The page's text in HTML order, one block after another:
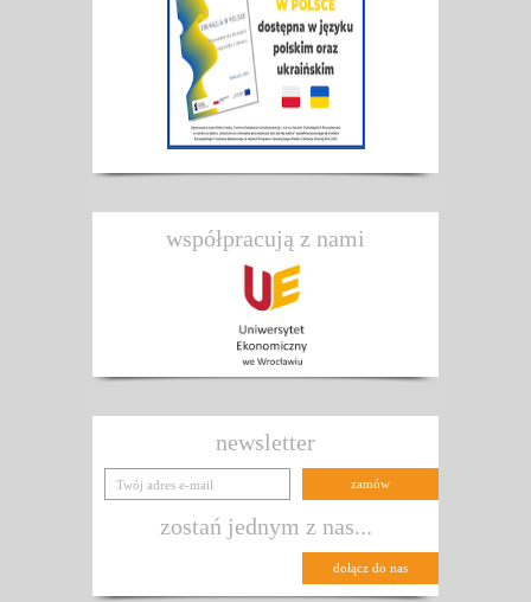
współpracują z nami
newsletter
zostań jednym z nas...